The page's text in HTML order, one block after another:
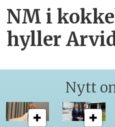
NM i
hyller
Nytt